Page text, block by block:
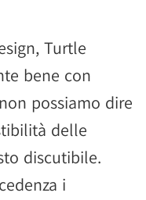
Turtle
bene con
possiamo dire
delle
discutibile.
i